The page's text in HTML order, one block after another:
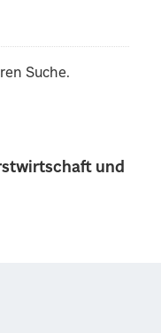
und
Suche.